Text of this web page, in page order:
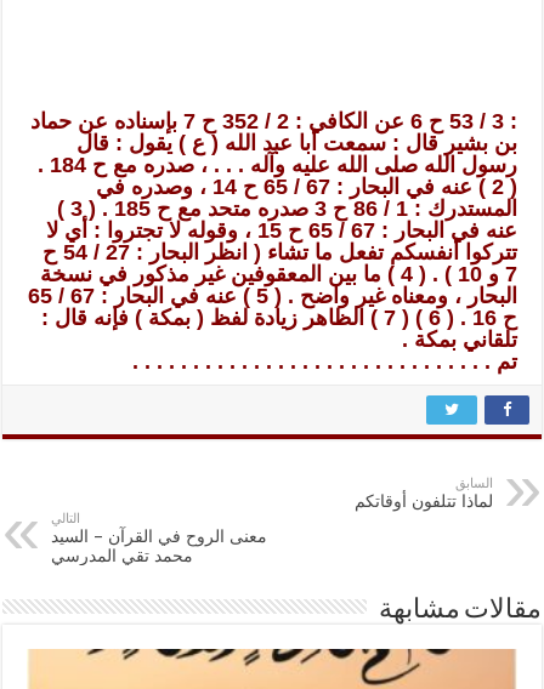
: 3 / 53 ح 6 عن الكافي : 2 / 352 ح 7 بإسناده عن حماد
بن بشير قال : سمعت أبا عبد الله ( ع ) يقول : قال
رسول الله صلى الله عليه وآله . . . ، صدره مع ح 184 .
( 2 ) عنه في البحار : 67 / 65 ح 14 ، وصدره في
المستدرك : 1 / 86 ح 3 صدره متحد مع ح 185 . ( 3 )
عنه في البحار : 67 / 65 ح 15 ، وقوله لا تجتروا : أي لا
تتركوا أنفسكم تفعل ما تشاء ( انظر البحار : 27 / 54 ح
7 و 10 ) . ( 4 ) ما بين المعقوفين غير مذكور في نسخة
البحار ، ومعناه غير واضح . ( 5 ) عنه في البحار : 67 / 65
ح 16 . ( 6 ) ( 7 ) الظاهر زيادة لفظ ( بمكة ) فإنه قال :
تلقاني بمكة .
تم . . . . . . . . . . . . . . . . . . . . . . . . . . . . . .
السابق
لماذا تتلفون أوقاتكم
التالي
معنى الروح في القرآن – السيد
محمد تقي المدرسي
مقالات مشابهة